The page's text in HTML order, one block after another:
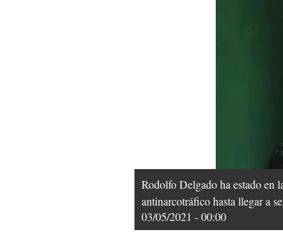
Rodolfo Delgado ha estado en
antinarcotráfico hasta llegar a
03/05/2021 - 00:00